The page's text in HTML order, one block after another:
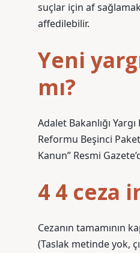
suçlar için af
affedilebilir.
Yeni
mı?
Adalet Bakanlığı
Reformu Beşinci
Kanun” Resmi
4 4 ceza
Cezanın tamamının
(Taslak metinde yok,